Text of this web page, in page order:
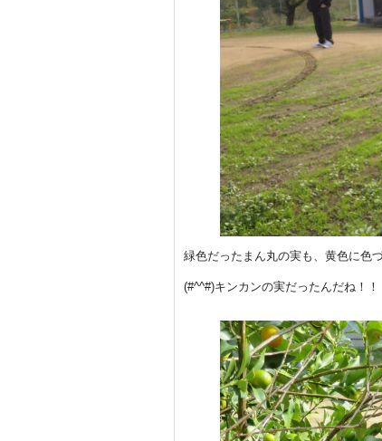
緑色だったまん丸の実も、黄色に色
(#^^#)キンカンの実だったんだね！！